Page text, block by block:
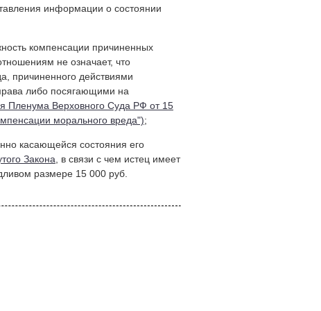
информации о состоянии
компенсации причиненных
не означает, что
причиненного действиями
либо посягающими на
Пленума Верховного Суда РФ от 15
морального вреда");
касающейся состояния его
Закона, в связи с чем истец имеет
размере 15 000 руб.